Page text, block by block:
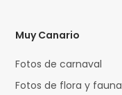
Muy Canario
Fotos de carnaval
Fotos de flora y fauna